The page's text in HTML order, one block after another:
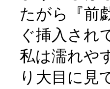
たがら『前
ぐ挿入され
私は濡れや
り大目に見